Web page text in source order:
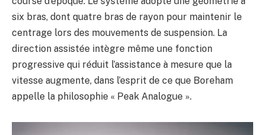
six bras, dont quatre bras de rayon pour maintenir le
centrage lors des mouvements de suspension. La
direction assistée intègre même une fonction
progressive qui réduit l’assistance à mesure que la
vitesse augmente, dans l’esprit de ce que Boreham
appelle la philosophie « Peak Analogue ».